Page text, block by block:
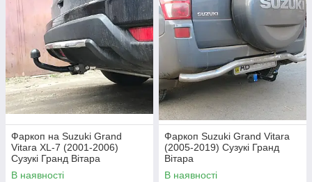
Фаркоп на Suzuki Grand
Vitara XL-7 (2001-2006)
Сузукі Гранд Вітара
В наявності
Фаркоп Suzuki Grand Vitara
(2005-2019) Сузукі Гранд
Вітара
В наявності